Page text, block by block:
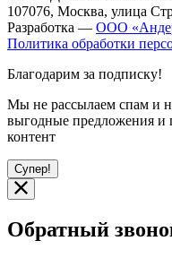
107076, Москва, улица
Разработка — ООО
Политика обработки
Благодарим за подписку!
Мы не рассылаем спам и
выгодные предложения
контент
Супер!
Обратный